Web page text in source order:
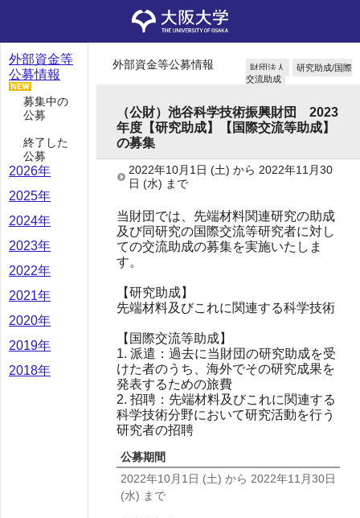
外部資金等
公募情報
募集中の
公募
終了した
公募
2026年
2025年
2024年
2023年
2022年
2021年
2020年
2019年
2018年
外部資金等公募情報 財団法人
研究助成/国際
交流助成
（公財）池谷科学技術振興財団 2023
年度【研究助成】【国際交流等助成】
の募集
2022年10月1日 (土) から 2022年11月30
日 (水) まで
当財団では、先端材料関連研究の助成
及び同研究の国際交流等研究者に対し
ての交流助成の募集を実施いたしま
す。
【研究助成】
先端材料及びこれに関連する科学技術
【国際交流等助成】
1. 派遣：過去に当財団の研究助成を受
けた者のうち、海外でその研究成果を
発表するための旅費
2. 招聘：先端材料及びこれに関連する
科学技術分野において研究活動を行う
研究者の招聘
公募期間
2022年10月1日 (土) から 2022年11月30日
(水) まで